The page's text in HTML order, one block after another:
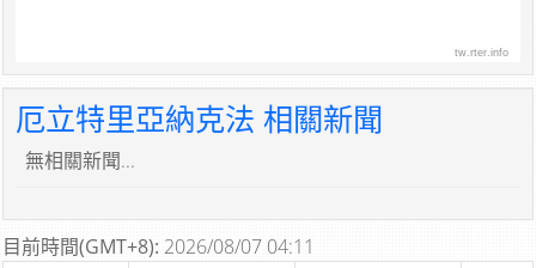
tw.rter.info
厄立特里亞納克法 相關新聞
無相關新聞...
目前時間(GMT+8): 2026/08/07 04:11